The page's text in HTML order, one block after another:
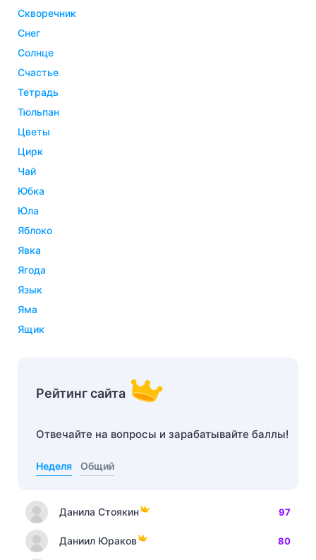
скворечник
снег
солнце
счастье
тетрадь
тюльпан
цветы
цирк
чай
юбка
юла
яблоко
явка
ягода
язык
яма
ящик
Рейтинг сайта
Отвечайте на вопросы и зарабатывайте баллы!
Неделя Общий
Данила Стоякин 97
Даниил Юраков 80